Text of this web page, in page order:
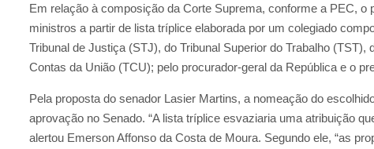
Em relação à composição da Corte Suprema, conforme a PEC, o
ministros a partir de lista tríplice elaborada por um colegiado
Tribunal de Justiça (STJ), do Tribunal Superior do Trabalho
Contas da União (TCU); pelo procurador-geral da República e o
Pela proposta do senador Lasier Martins, a nomeação do
aprovação no Senado. “A lista tríplice esvaziaria uma atribuição
alertou Emerson Affonso da Costa de Moura. Segundo ele, “as